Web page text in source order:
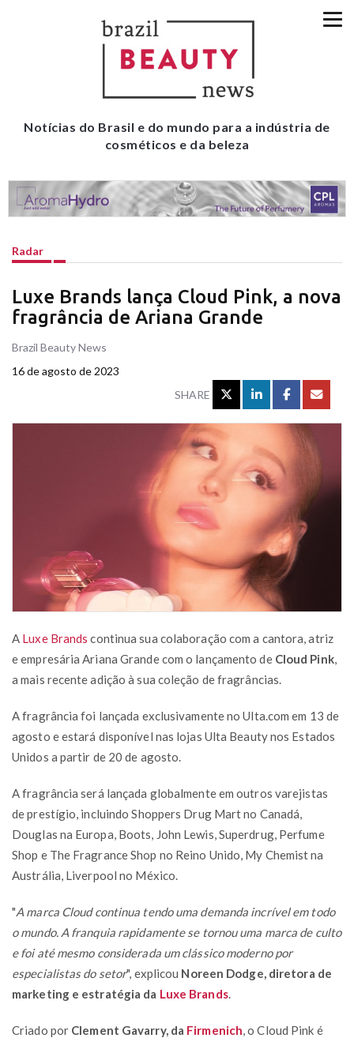
Notícias do Brasil e do mundo para a indústria de
cosméticos e da beleza
Radar
Luxe Brands lança Cloud Pink, a nova
fragrância de Ariana Grande
Brazil Beauty News
16 de agosto de 2023
SHARE
A Luxe Brands continua sua colaboração com a cantora, atriz
e empresária Ariana Grande com o lançamento de Cloud Pink,
a mais recente adição à sua coleção de fragrâncias.
A fragrância foi lançada exclusivamente no Ulta.com em 13 de
agosto e estará disponível nas lojas Ulta Beauty nos Estados
Unidos a partir de 20 de agosto.
A fragrância será lançada globalmente em outros varejistas
de prestígio, incluindo Shoppers Drug Mart no Canadá,
Douglas na Europa, Boots, John Lewis, Superdrug, Perfume
Shop e The Fragrance Shop no Reino Unido, My Chemist na
Austrália, Liverpool no México.
"A marca Cloud continua tendo uma demanda incrível em todo
o mundo. A franquia rapidamente se tornou uma marca de culto
e foi até mesmo considerada um clássico moderno por
especialistas do setor", explicou Noreen Dodge, diretora de
marketing e estratégia da Luxe Brands.
Criado por Clement Gavarry, da Firmenich , o Cloud Pink é